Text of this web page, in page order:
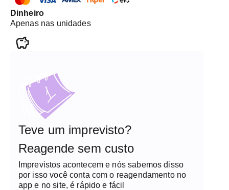
Dinheiro
Apenas nas unidades
Teve um imprevisto?
Reagende sem custo
Imprevistos acontecem e nós sabemos disso
por isso você conta com o reagendamento no
app e no site, é rápido e fácil